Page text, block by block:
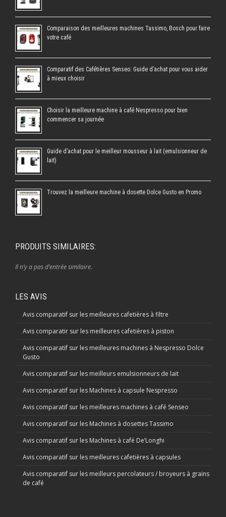
Comparaison des meilleures machines Tassimo, Bosch pour faire
votre café
Comparatif des Cafétières Senseo: Guide d’achat pour vous aider
à mieux choisir
Choisir la meilleure machine à café Nespresso pour bien
commencer sa journée
Guide d’achat pour le meilleur mousseur à lait (emulsionneur de
lait)
Trouvez la meilleure machine à dosette Dolce Gusto en Promo
PRODUITS SIMILAIRES:
Il n’y a pas d’entrée similaire.
LES AVIS
Avis comparatif sur les meilleures cafetières à filtre
Avis comparatir sur les meilleures cafetières à piston
Avis comparatif sur les meilleures machines à Nespresso Dolce
Gusto
Avis comparatif sur les meilleurs emulsionneurs de lait
Avis comparatif sur les Machines à capsule Nespresso
Avis comparatif sur les meilleures machines à café Senseo
Avis comparatif sur les Machines à dosettes Tassimo
Avis comparatif sur les Machines à café De’Longhi
Avis comparatif sur les meilleures cafetières à capsules
Avis comparatif sur les meilleurs percolateurs / broyeurs à grains
de café